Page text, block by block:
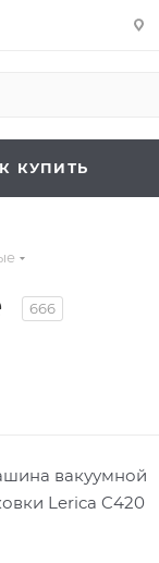
КУПИТЬ
666
к товару
1
длина